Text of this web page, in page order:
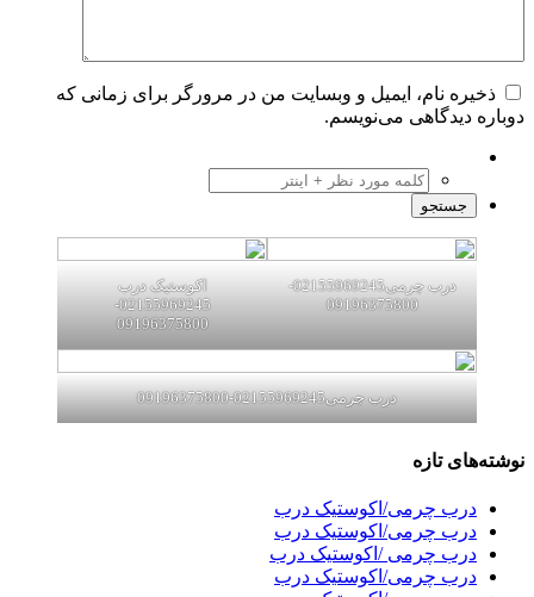
ذخیره نام، ایمیل و وبسایت من در مرورگر برای زمانی که
دوباره دیدگاهی می‌نویسم.
درب چرمی02155969245-
09196375800
اکوستیک درب
02155969245-
09196375800
درب چرمی02155969245-09196375800
نوشته‌های تازه
درب چرمی/اکوستیک درب
درب چرمی/اکوستیک درب
درب چرمی /اکوستیک درب
درب چرمی/اکوستیک درب